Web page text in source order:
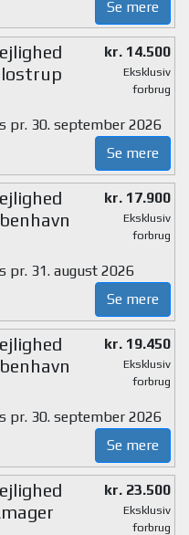
Se mere
kr. 14.500
Eksklusiv
forbrug
pr. 30. september 2026
Se mere
kr. 17.900
Eksklusiv
forbrug
pr. 31. august 2026
Se mere
kr. 19.450
Eksklusiv
forbrug
pr. 30. september 2026
Se mere
kr. 23.500
Eksklusiv
forbrug